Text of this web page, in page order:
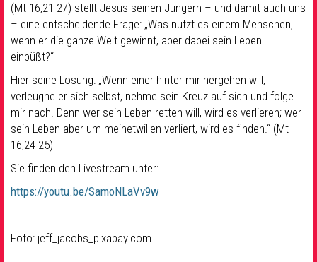
(Mt 16,21-27) stellt Jesus seinen Jüngern – und damit auch uns
– eine entscheidende Frage: „Was nützt es einem Menschen,
wenn er die ganze Welt gewinnt, aber dabei sein Leben
einbüßt?“
Hier seine Lösung: „Wenn einer hinter mir hergehen will,
verleugne er sich selbst, nehme sein Kreuz auf sich und folge
mir nach. Denn wer sein Leben retten will, wird es verlieren; wer
sein Leben aber um meinetwillen verliert, wird es finden.“ (Mt
16,24-25)
Sie finden den Livestream unter:
https://youtu.be/SamoNLaVv9w
Foto: jeff_jacobs _pixabay.com